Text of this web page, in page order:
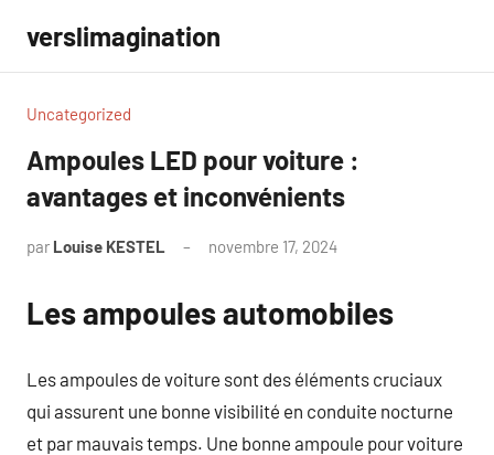
contenu
verslimagination
Uncategorized
Ampoules LED pour voiture :
avantages et inconvénients
par Louise KESTEL novembre 17, 2024
Les ampoules automobiles
Les ampoules de voiture sont des éléments cruciaux
qui assurent une bonne visibilité en conduite nocturne
et par mauvais temps. Une bonne ampoule pour voiture